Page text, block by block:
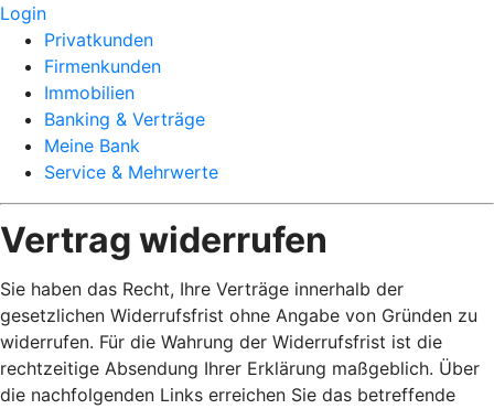
Login
Privatkunden
Firmenkunden
Immobilien
Banking & Verträge
Meine Bank
Service & Mehrwerte
Vertrag widerrufen
Sie haben das Recht, Ihre Verträge innerhalb der
gesetzlichen Widerrufsfrist ohne Angabe von Gründen zu
widerrufen. Für die Wahrung der Widerrufsfrist ist die
rechtzeitige Absendung Ihrer Erklärung maßgeblich. Über
die nachfolgenden Links erreichen Sie das betreffende